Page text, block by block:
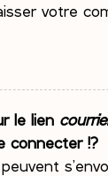
votre
le lien
connecter !?